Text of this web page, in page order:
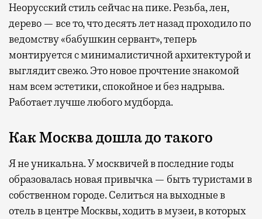
Неорусский стиль сейчас на пике. Резьба, лен,
дерево — все то, что десять лет назад проходило по
ведомству «бабушкин сервант», теперь
монтируется с минималистичной архитектурой и
выглядит свежо. Это новое прочтение знакомой
нам всем эстетики, спокойное и без надрыва.
Работает лучше любого мудборда.
Как Москва дошла до такого
Я не уникальна. У москвичей в последние годы
образовалась новая привычка — быть туристами в
собственном городе. Селиться на выходные в
отель в центре Москвы, ходить в музеи, в которых